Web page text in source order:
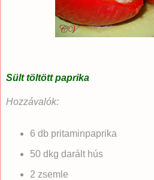
Sült töltött paprika
Hozzávalók:
6 db pritaminpaprika
50 dkg darált hús
2 zsemle